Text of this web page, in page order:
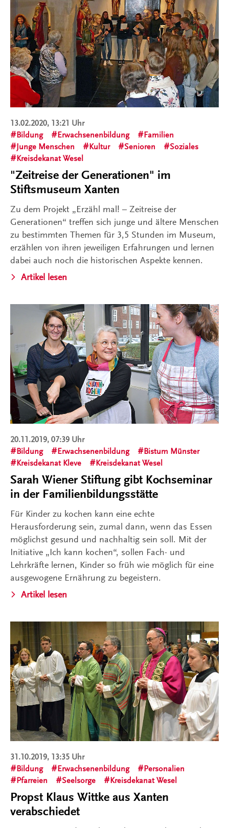
13.02.2020, 13:21 Uhr
Bildung
Erwachsenenbildung
Familien
Junge Menschen
Kultur Senioren
Soziales
Kreisdekanat Wesel
"Zeitreise der Generationen" im
Stiftsmuseum Xanten
Zu dem Projekt „Erzähl mal! – Zeitreise der
Generationen“ treffen sich junge und ältere Menschen
zu bestimmten Themen für 3,5 Stunden im Museum,
erzählen von ihren jeweiligen Erfahrungen und lernen
dabei auch noch die historischen Aspekte kennen.
Artikel lesen
20.11.2019, 07:39 Uhr
Bildung
Erwachsenenbildung
Bistum Münster
Kreisdekanat Kleve
Kreisdekanat Wesel
Sarah Wiener Stiftung gibt Kochseminar
in der Familienbildungsstätte
Für Kinder zu kochen kann eine echte
Herausforderung sein, zumal dann, wenn das Essen
möglichst gesund und nachhaltig sein soll. Mit der
Initiative „Ich kann kochen“, sollen Fach- und
Lehrkräfte lernen, Kinder so früh wie möglich für eine
ausgewogene Ernährung zu begeistern.
Artikel lesen
31.10.2019, 13:35 Uhr
Bildung
Erwachsenenbildung
Personalien
Pfarreien
Seelsorge Kreisdekanat Wesel
Propst Klaus Wittke aus Xanten
verabschiedet